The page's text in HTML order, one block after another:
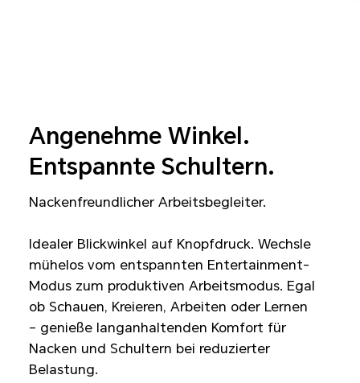
Angenehme Winkel.
Entspannte Schultern.
Nackenfreundlicher Arbeitsbegleiter.
Idealer Blickwinkel auf Knopfdruck. Wechsle
mühelos vom entspannten Entertainment-
Modus zum produktiven Arbeitsmodus. Egal
ob Schauen, Kreieren, Arbeiten oder Lernen
– genieße langanhaltenden Komfort für
Nacken und Schultern bei reduzierter
Belastung.